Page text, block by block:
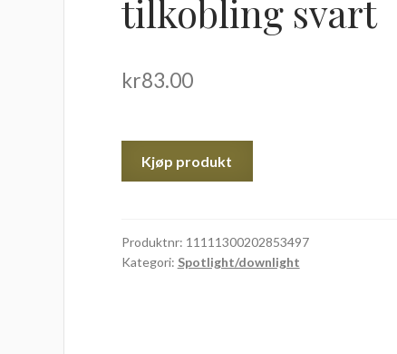
tilkobling svart
kr83.00
Kjøp produkt
Produktnr: 11111300202853497
Kategori: Spotlight/downlight